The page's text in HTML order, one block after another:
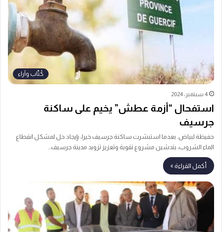
كُتّاب وآراء
4 سبتمبر، 2024
استفحال “أزمة عطش” يخيم على ساكنة
جرسيف
حفيظة لبياض. بعدما استبشرت ساكنة جرسيف خيرا، بإيجاد حل لمشكل انقطاع
الماء الشروب، بتدشين مشروع تقوية وتعزيز تزويد مدينة جرسيف…
أكمل القراءة »